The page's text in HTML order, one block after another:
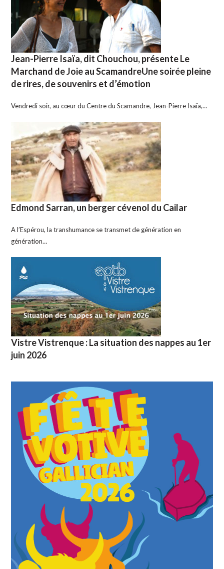
Jean-Pierre Isaïa, dit Chouchou, présente Le
Marchand de Joie au ScamandreUne soirée pleine
de rires, de souvenirs et d’émotion
Vendredi soir, au cœur du Centre du Scamandre, Jean-Pierre Isaïa,…
Edmond Sarran, un berger cévenol du Cailar
A l’Espérou, la transhumance se transmet de génération en
génération…
Vistre Vistrenque : La situation des nappes au 1er
juin 2026